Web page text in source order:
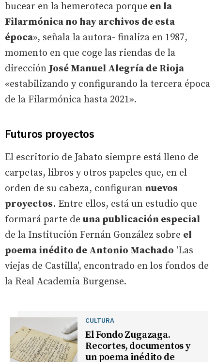
bucear en la hemeroteca porque en la
Filarmónica no hay archivos de esta
época», señala la autora- finaliza en 1987,
momento en que coge las riendas de la
direcciónJosé Manuel Alegría de Rioja
«estabilizando y configurando la tercera época
de la Filarmónica hasta 2021».
Futuros proyectos
El escritorio de Jabato siempre está lleno de
carpetas, libros y otros papeles que, en el
orden de su cabeza, configuran nuevos
proyectos. Entre ellos, está un estudio que
formará parte de una publicación especial
de la Institución Fernán González sobre el
poema inédito de Antonio Machado 'Las
viejas de Castilla', encontrado en los fondos de
la Real Academia Burgense.
CULTURA
El Fondo Zugazaga.
Recortes, documentos y
un poema inédito de